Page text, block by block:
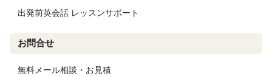
出発前英会話 レッスンサポート
お問合せ
無料メール相談・お見積